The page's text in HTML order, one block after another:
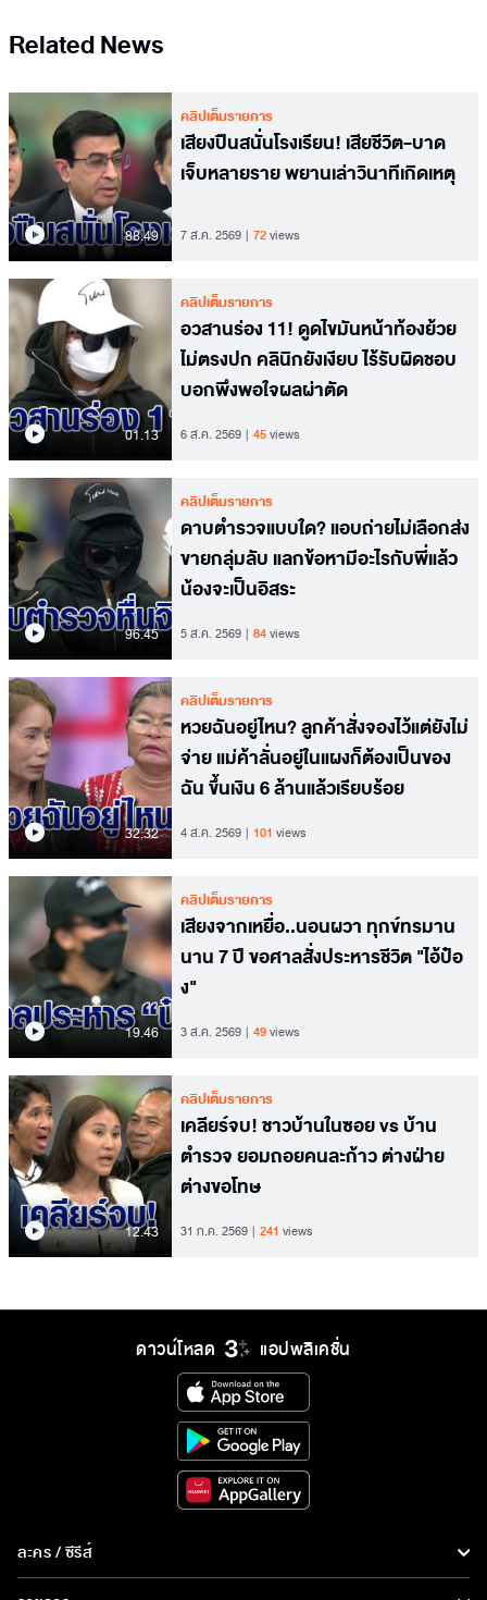
Related News
88.49
คลิปเต็มรายการ
เสียงปืนสนั่นโรงเรียน! เสียชีวิต-บาด
เจ็บหลายราย พยานเล่าวินาทีเกิดเหตุ
7 ส.ค. 2569 72views
01.13
คลิปเต็มรายการ
อวสานร่อง 11! ดูดไขมันหน้าท้องย้วย
ไม่ตรงปก คลินิกยังเงียบ ไร้รับผิดชอบ
บอกพึงพอใจผลผ่าตัด
6 ส.ค. 2569 45views
96.45
คลิปเต็มรายการ
ดาบตำรวจแบบใด? แอบถ่ายไม่เลือกส่ง
ขายกลุ่มลับ แลกข้อหามีอะไรกับพี่แล้ว
น้องจะเป็นอิสระ
5 ส.ค. 2569 84views
32.32
คลิปเต็มรายการ
หวยฉันอยู่ไหน? ลูกค้าสั่งจองไว้แต่ยังไม่
จ่าย แม่ค้าลั่นอยู่ในแผงก็ต้องเป็นของ
ฉัน ขึ้นเงิน 6 ล้านแล้วเรียบร้อย
4 ส.ค. 2569 101 views
19.46
คลิปเต็มรายการ
เสียงจากเหยื่อ..นอนผวา ทุกข์ทรมาน
นาน 7 ปี ขอศาลสั่งประหารชีวิต "ไอ้ป๋อ
ง"
3 ส.ค. 2569 49views
12.43
คลิปเต็มรายการ
เคลียร์จบ! ชาวบ้านในซอย vs บ้าน
ตำรวจ ยอมถอยคนละก้าว ต่างฝ่าย
ต่างขอโทษ
31 ก.ค. 2569 241 views
ดาวน์โหลด แอปพลิเคชั่น
ละคร / ซีรีส์